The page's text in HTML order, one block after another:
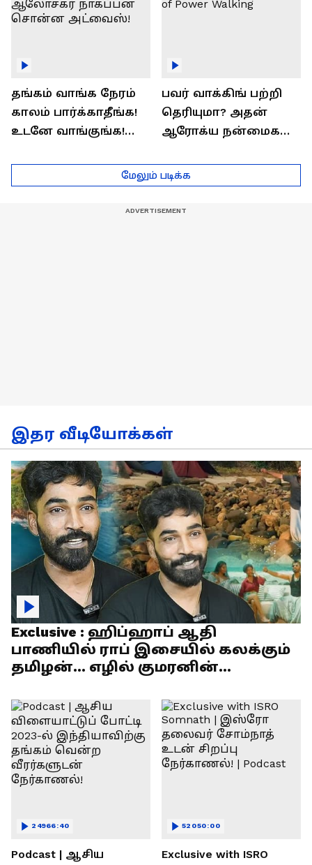
தங்கம் வாங்க நேரம்
காலம் பார்க்காதீங்க!
உடனே வாங்குங்க!
ஆலோசகர் நாகப்பன்
சொன்ன அட்வைஸ்!
பவர் வாக்கிங் பற்றி
தெரியுமா? அதன்
ஆரோக்ய நன்மைகள்
of Power Walking
மேலும் படிக்க
இதர வீடியோக்கள்
Exclusive : ஹிப்ஹாப் ஆதி
பாணியில் ராப் இசையில் கலக்கும்
தமிழன்... எழில் குமரனின்
Podcast | ஆசிய
24966:40
Exclusive with ISRO
52050:00